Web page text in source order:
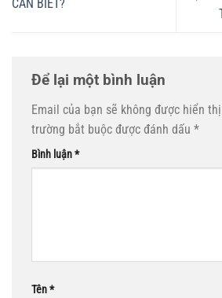
CẦN BIẾT?
Để lại một bình luận
Email của bạn sẽ không được hiển
trường bắt buộc được đánh dấu *
Bình luận*
Tên*